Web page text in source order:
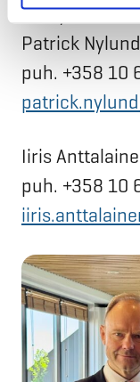
Yhteydenotot:
Patrick
puh. +358 10
Iiris
puh. +358 10